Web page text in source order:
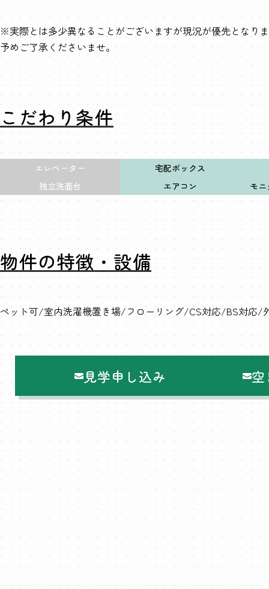
※実際とは多少異なることがございますが現況が優先となり
予めご了承くださいませ。
こだわり条件
エレベーター
宅配ボックス
独立洗面台
エアコン モ
物件の特徴・設備
ペット可 室内洗濯機置き場 フローリング CS対応 BS対応
見学申し込み